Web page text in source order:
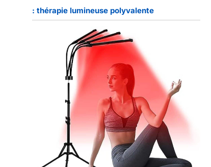
: thérapie lumineuse polyvalente